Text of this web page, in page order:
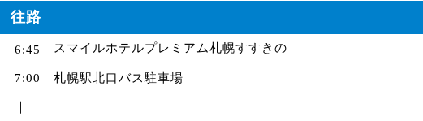
往路
6:45 スマイルホテルプレミアム札幌すすきの
7:00 札幌駅北口バス駐車場